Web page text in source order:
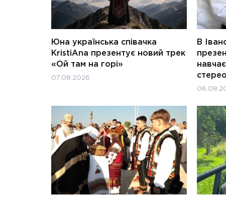
Юна українська співачка
KristiAna презентує новий трек
«Ой там на горі»
07.08.2026
В